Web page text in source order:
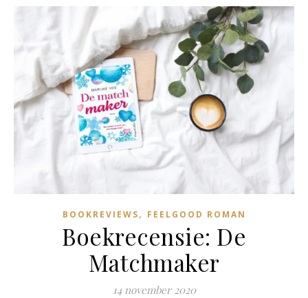
BOOKREVIEWS, FEELGOOD ROMAN
Boekrecensie: De
Matchmaker
14 november 2020